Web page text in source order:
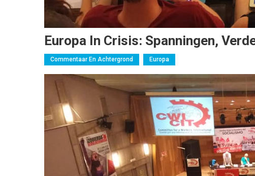
Europa In Crisis: Spanningen,
Commentaar En Achtergrond Europa